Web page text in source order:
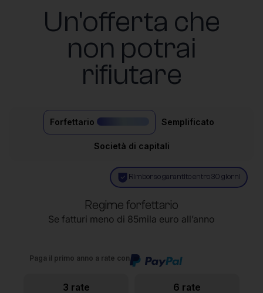
Un'offerta che
non potrai
rifiutare
Forfettario Semplificato
Società di capitali
Rimborso garantito entro 30 giorni
Regime forfettario
Se fatturi meno di 85mila euro all’anno
Paga il primo anno a rate con
3 rate 6 rate